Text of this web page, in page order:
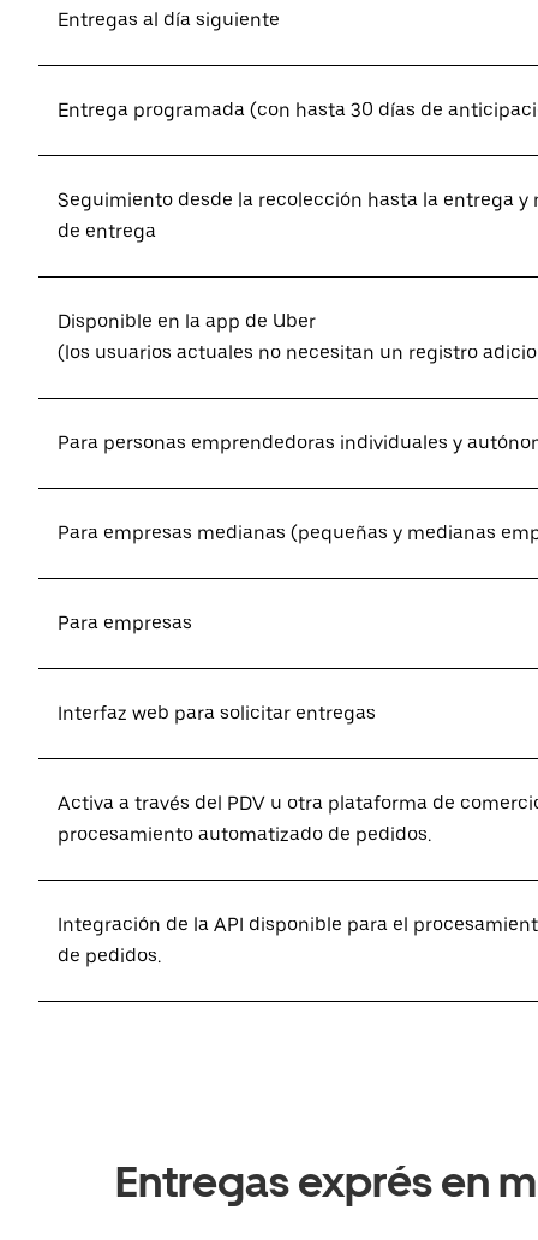
Entregas al día siguiente
Entrega programada (con hasta 30 días de
Seguimiento desde la recolección hasta la entrega
de entrega
Disponible en la app de Uber
(los usuarios actuales no necesitan un registro
Para personas emprendedoras individuales y
Para empresas medianas (pequeñas y medianas
Para empresas
Interfaz web para solicitar entregas
Activa a través del PDV u otra plataforma de
procesamiento automatizado de pedidos.
Integración de la API disponible para el
de pedidos.
Entregas exprés en